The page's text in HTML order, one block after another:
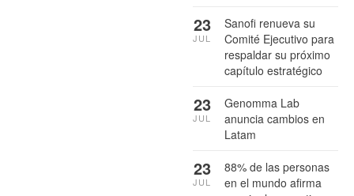
Sanofi renueva su
Comité Ejecutivo para
respaldar su próximo
capítulo estratégico
23
JUL
Genomma Lab
anuncia cambios en
Latam
23
JUL
88% de las personas
en el mundo afirma
23
JUL